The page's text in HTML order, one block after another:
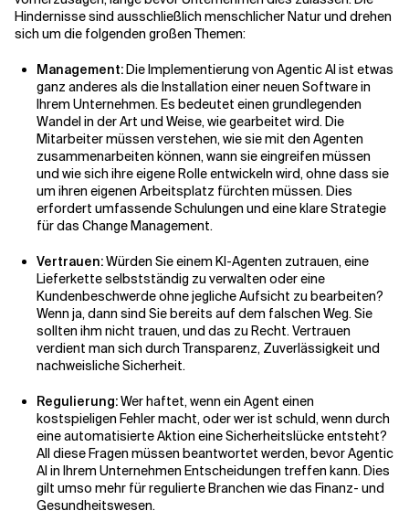
Hindernisse sind ausschließlich menschlicher Natur und drehen
sich um die folgenden großen Themen:
Management:Die Implementierung von Agentic AI ist etwas
ganz anderes als die Installation einer neuen Software in
Ihrem Unternehmen. Es bedeutet einen grundlegenden
Wandel in der Art und Weise, wie gearbeitet wird. Die
Mitarbeiter müssen verstehen, wie sie mit den Agenten
zusammenarbeiten können, wann sie eingreifen müssen
und wie sich ihre eigene Rolle entwickeln wird, ohne dass sie
um ihren eigenen Arbeitsplatz fürchten müssen. Dies
erfordert umfassende Schulungen und eine klare Strategie
für das Change Management.
Vertrauen:Würden Sie einem KI-Agenten zutrauen, eine
Lieferkette selbstständig zu verwalten oder eine
Kundenbeschwerde ohne jegliche Aufsicht zu bearbeiten?
Wenn ja, dann sind Sie bereits auf dem falschen Weg. Sie
sollten ihm nicht trauen, und das zu Recht. Vertrauen
verdient man sich durch Transparenz, Zuverlässigkeit und
nachweisliche Sicherheit.
Regulierung:Wer haftet, wenn ein Agent einen
kostspieligen Fehler macht, oder wer ist schuld, wenn durch
eine automatisierte Aktion eine Sicherheitslücke entsteht?
All diese Fragen müssen beantwortet werden, bevor Agentic
AI in Ihrem Unternehmen Entscheidungen treffen kann. Dies
gilt umso mehr für regulierte Branchen wie das Finanz- und
Gesundheitswesen.